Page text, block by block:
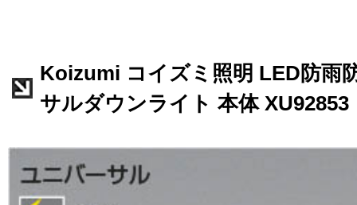
Koizumi コイズミ照明 LED防雨
サルダウンライト 本体 XU92853